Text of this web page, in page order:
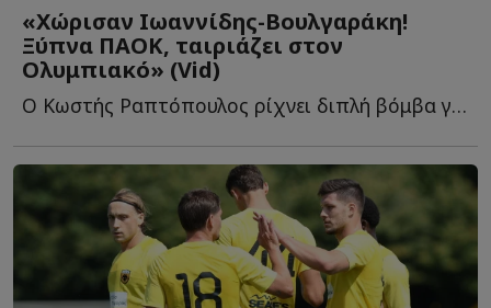
«Χώρισαν Ιωαννίδης-Βουλγαράκη!
Ξύπνα ΠΑΟΚ, ταιριάζει στον
Ολυμπιακό» (Vid)
Ο Κωστής Ραπτόπουλος ρίχνει διπλή βόμβα για τον Φώτη Ι...